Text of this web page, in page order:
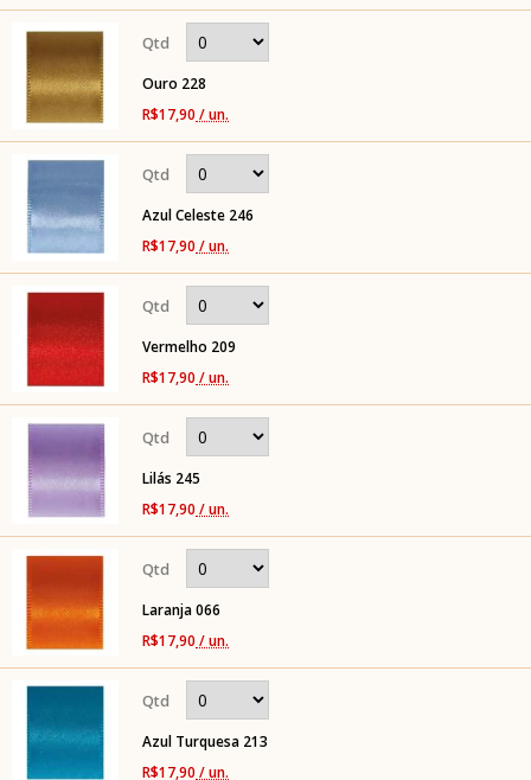
Ouro 228
R$17,90 / un.
Azul Celeste 246
R$17,90 / un.
Vermelho 209
R$17,90 / un.
Lilás 245
R$17,90 / un.
Laranja 066
R$17,90 / un.
Azul Turquesa 213
R$17,90 / un.